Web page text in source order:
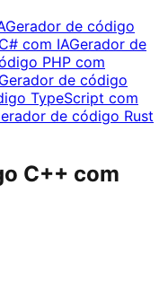
Gerador de código
com IAGerador de
PHP com
Gerador de código
TypeScript com
de código Rust
C++ com